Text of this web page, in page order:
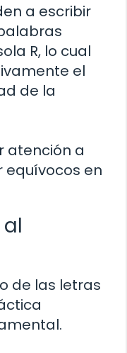
a escribir
R, lo cual
el
de la
atención a
en
de las letras